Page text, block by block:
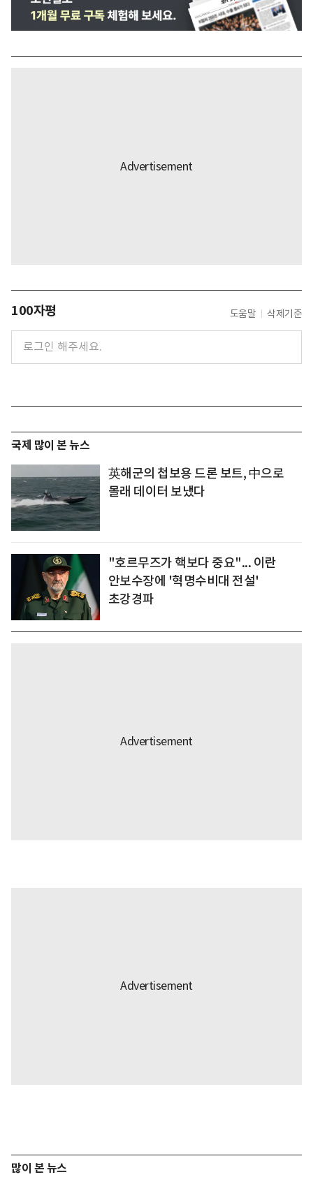
100자평 도움말 삭제기준
국제 많이 본 뉴스
英해군의 첩보용 드론 보트, 中으로
몰래 데이터 보냈다
"호르무즈가 핵보다 중요"... 이란
안보수장에 '혁명수비대 전설'
초강경파
많이 본 뉴스